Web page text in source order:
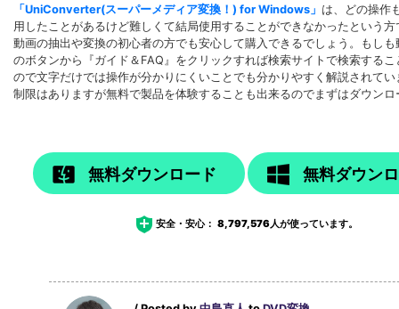
「UniConverter(スーパーメディア変換！) for Windows」 は、どの操作
用したことがあるけど難しくて結局使用することができなかったという
動画の抽出や変換の初心者の方でも安心して購入できるでしょう。もし
のボタンから『ガイド＆FAQ』をクリックすれば検索サイトで検索する
ので文字だけでは操作が分かりにくいことでも分かりやすく解説されて
制限はありますが無料で製品を体験することも出来るのでまずはダウン
無料ダウンロード 無料ダウン
安全・安心： 8,797,576人が使っています。